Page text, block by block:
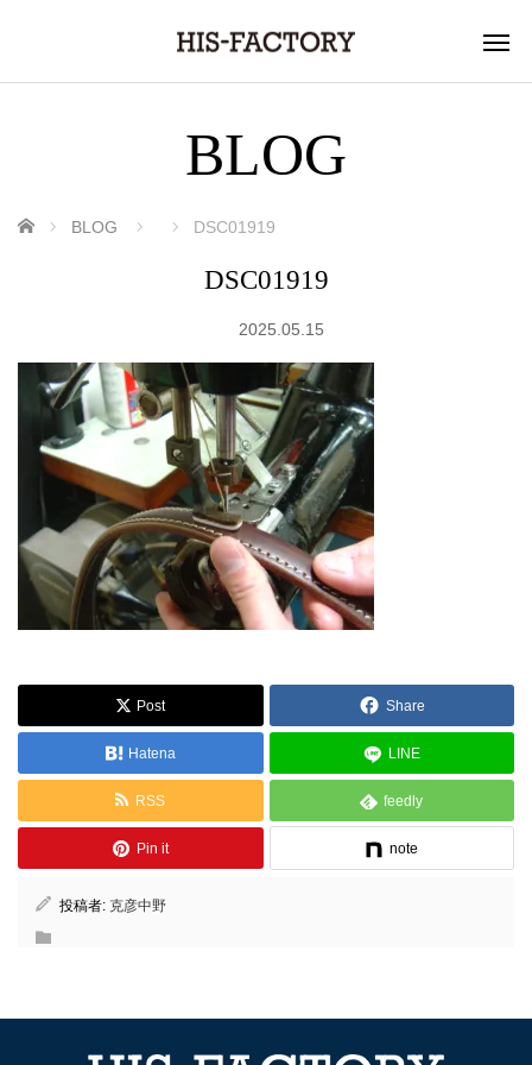
BLOG
ホーム BLOG DSC01919
DSC01919
2025.05.15
Post Share
Hatena LINE
RSS feedly
Pin it note
投稿者: 克彦中野